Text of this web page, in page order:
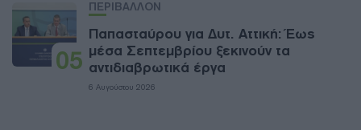
05
ΠΕΡΙΒΑΛΛΟΝ
Παπασταύρου για Δυτ. Αττική: Έως
μέσα Σεπτεμβρίου ξεκινούν τα
αντιδιαβρωτικά έργα
6 Αυγούστου 2026